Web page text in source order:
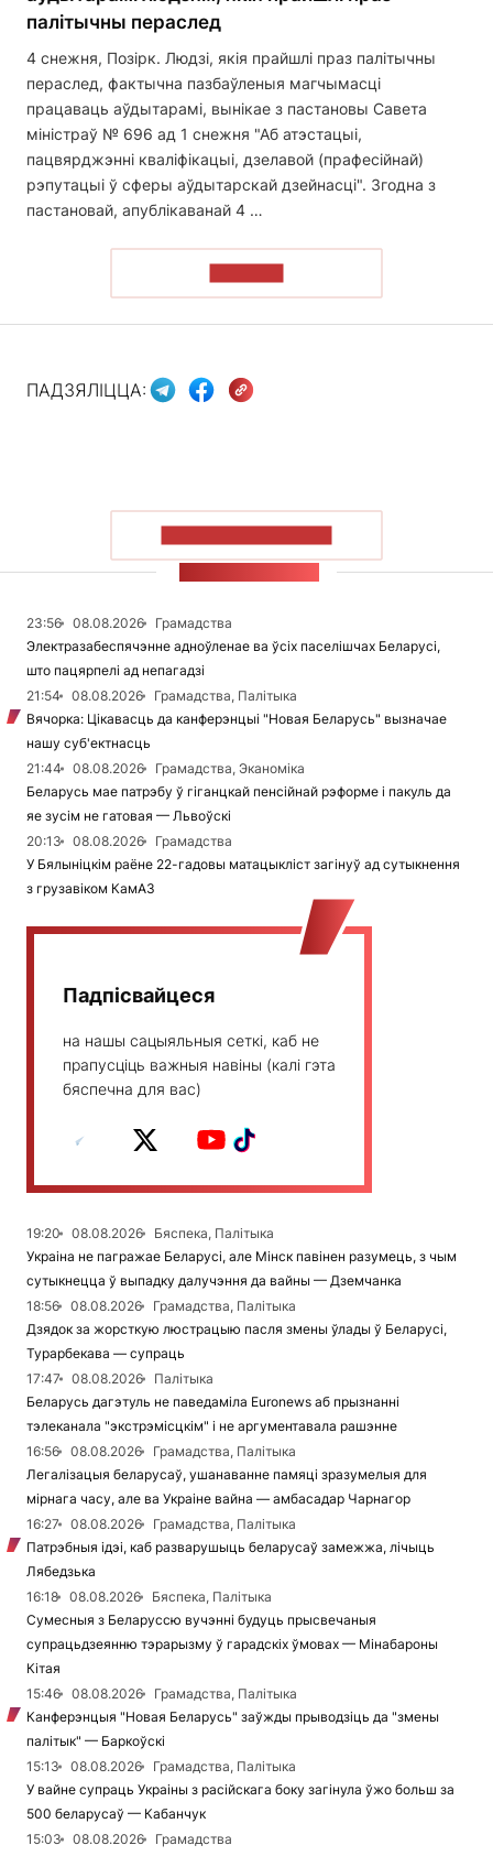
палітычны пераслед
4 снежня, Позірк. Людзі, якія прайшлі праз палітычны
пераслед, фактычна пазбаўленыя магчымасці
працаваць аўдытарамі, вынікае з пастановы Савета
міністраў № 696 ад 1 снежня "Аб атэстацыі,
пацвярджэнні кваліфікацыі, дзелавой (прафесійнай)
рэпутацыі ў сферы аўдытарскай дзейнасці". Згодна з
пастановай, апублікаванай 4 …
ПАДЗЯЛІЦЦА:
23:56 08.08.2026
Грамадства
Электразабеспячэнне адноўленае ва ўсіх паселішчах Беларусі,
што пацярпелі ад непагадзі
21:54
08.08.2026
Грамадства, Палітыка
Вячорка: Цікавасць да канферэнцыі "Новая Беларусь" вызначае
нашу суб'ектнасць
21:44
08.08.2026
Грамадства, Эканоміка
Беларусь мае патрэбу ў гіганцкай пенсійнай рэформе і пакуль да
яе зусім не гатовая — Львоўскі
20:13
08.08.2026
Грамадства
У Бялыніцкім раёне 22-гадовы матацыкліст загінуў ад сутыкнення
з грузавіком КамАЗ
Падпісвайцеся
на нашы сацыяльныя сеткі, каб не
прапусціць важныя навіны (калі гэта
бяспечна для вас)
19:20 08.08.2026
Бяспека, Палітыка
Украіна не пагражае Беларусі, але Мінск павінен разумець, з чым
сутыкнецца ў выпадку далучэння да вайны — Дземчанка
18:56
08.08.2026
Грамадства, Палітыка
Дзядок за жорсткую люстрацыю пасля змены ўлады ў Беларусі,
Турарбекава — супраць
17:47
08.08.2026
Палітыка
Беларусь дагэтуль не паведаміла Euronews аб прызнанні
тэлеканала "экстрэмісцкім" і не аргументавала рашэнне
16:56
08.08.2026
Грамадства, Палітыка
Легалізацыя беларусаў, ушанаванне памяці зразумелыя для
мірнага часу, але ва Украіне вайна — амбасадар Чарнагор
16:27
08.08.2026
Грамадства, Палітыка
Патрэбныя ідэі, каб разварушыць беларусаў замежжа, лічыць
Лябедзька
16:18
08.08.2026
Бяспека, Палітыка
Сумесныя з Беларуссю вучэнні будуць прысвечаныя
супрацьдзеянню тэрарызму ў гарадскіх ўмовах — Мінабароны
Кітая
15:46
08.08.2026
Грамадства, Палітыка
Канферэнцыя "Новая Беларусь" заўжды прыводзіць да "змены
палітык" — Баркоўскі
15:13
08.08.2026
Грамадства, Палітыка
У вайне супраць Украіны з расійскага боку загінула ўжо больш за
500 беларусаў — Кабанчук
15:03
08.08.2026
Грамадства